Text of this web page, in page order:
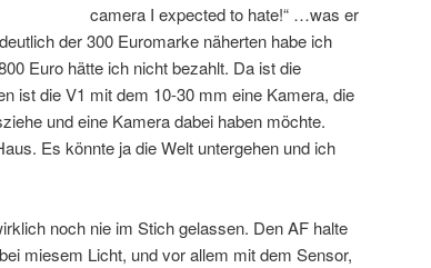
camera I expected to hate!“ …was er
der 300 Euromarke näherten habe ich
Euro hätte ich nicht bezahlt. Da ist die
ist die V1 mit dem 10-30 mm eine Kamera, die
und eine Kamera dabei haben möchte.
Es könnte ja die Welt untergehen und ich
noch nie im Stich gelassen. Den AF halte
miesem Licht, und vor allem mit dem Sensor,